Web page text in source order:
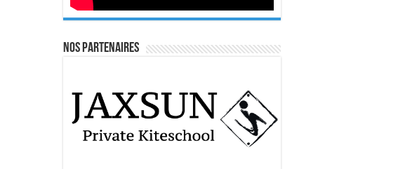
Nos Partenaires